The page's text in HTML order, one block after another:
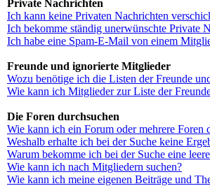
Private Nachrichten
Ich kann keine Privaten Nachrichten
Ich bekomme ständig unerwünschte Private
Ich habe eine Spam-E-Mail von einem
Freunde und ignorierte Mitglieder
Wozu benötige ich die Listen der Freunde
Wie kann ich Mitglieder zur Liste der
Die Foren durchsuchen
Wie kann ich ein Forum oder mehrere Foren
Weshalb erhalte ich bei der Suche keine
Warum bekomme ich bei der Suche eine
Wie kann ich nach Mitgliedern suchen?
Wie kann ich meine eigenen Beiträge und